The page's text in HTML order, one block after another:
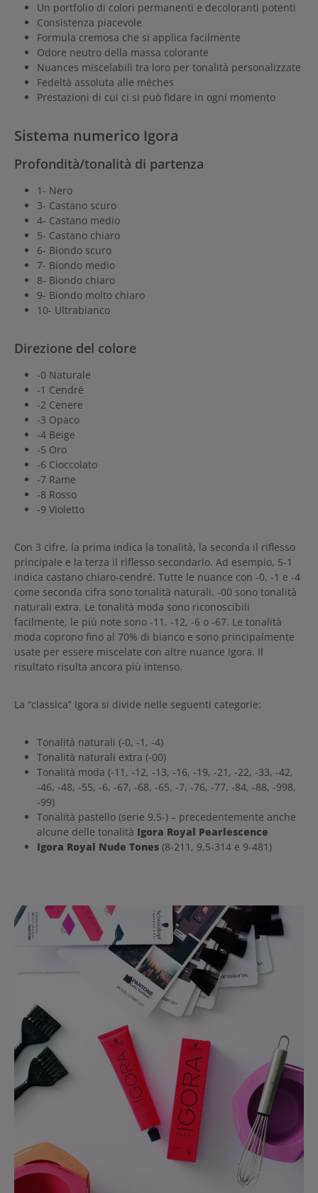
Un portfolio di colori permanenti e decoloranti potenti
Consistenza piacevole
Formula cremosa che si applica facilmente
Odore neutro della massa colorante
Nuances miscelabili tra loro per tonalità personalizzate
Fedeltà assoluta alle mèches
Prestazioni di cui ci si può fidare in ogni momento
Sistema numerico Igora
Profondità/tonalità di partenza
1- Nero
3- Castano scuro
4- Castano medio
5- Castano chiaro
6- Biondo scuro
7- Biondo medio
8- Biondo chiaro
9- Biondo molto chiaro
10- Ultrabianco
Direzione del colore
-0 Naturale
-1 Cendré
-2 Cenere
-3 Opaco
-4 Beige
-5 Oro
-6 Cioccolato
-7 Rame
-8 Rosso
-9 Violetto
Con 3 cifre, la prima indica la tonalità, la seconda il riflesso
principale e la terza il riflesso secondario. Ad esempio, 5-1
indica castano chiaro-cendré. Tutte le nuance con -0, -1 e -4
come seconda cifra sono tonalità naturali. -00 sono tonalità
naturali extra. Le tonalità moda sono riconoscibili
facilmente, le più note sono -11, -12, -6 o -67. Le tonalità
moda coprono fino al 70% di bianco e sono principalmente
usate per essere miscelate con altre nuance Igora. Il
risultato risulta ancora più intenso.
La “classica” Igora si divide nelle seguenti categorie:
Tonalità naturali (-0, -1, -4)
Tonalità naturali extra (-00)
Tonalità moda (-11, -12, -13, -16, -19, -21, -22, -33, -42,
-46, -48, -55, -6, -67, -68, -65, -7, -76, -77, -84, -88, -998,
-99)
Tonalità pastello (serie 9,5-) – precedentemente anche
alcune delle tonalità Igora Royal Pearlescence
Igora Royal Nude Tones (8-211, 9,5-314 e 9-481)